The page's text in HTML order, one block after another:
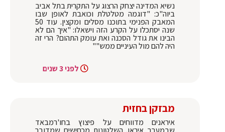
נשיא המדינה יצחק הרצוג על התקרית בתל אביב
ביוה"כ: "דוגמה מטלטלת וכואבת לאופן שבו
המאבק הפנימי בתוכנו מסלים ומקצין. עוד 50
שנה יסתכלו על הקרע הזה וישאלו: "איך הם לא
הבינו את גודל הסכנה ואת עומק התהום? הרי זה
היה להם מול העיניים ממש""
לפני 3 שנים
מבזקן בחזית
איראנים מדווחים על פיצוץ בחו'רמבאד